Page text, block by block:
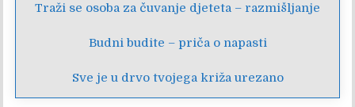
Traži se osoba za čuvanje djeteta – razmišljanje
Budni budite – priča o napasti
Sve je u drvo tvojega križa urezano